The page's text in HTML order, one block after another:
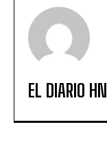
EL DIARIO HN